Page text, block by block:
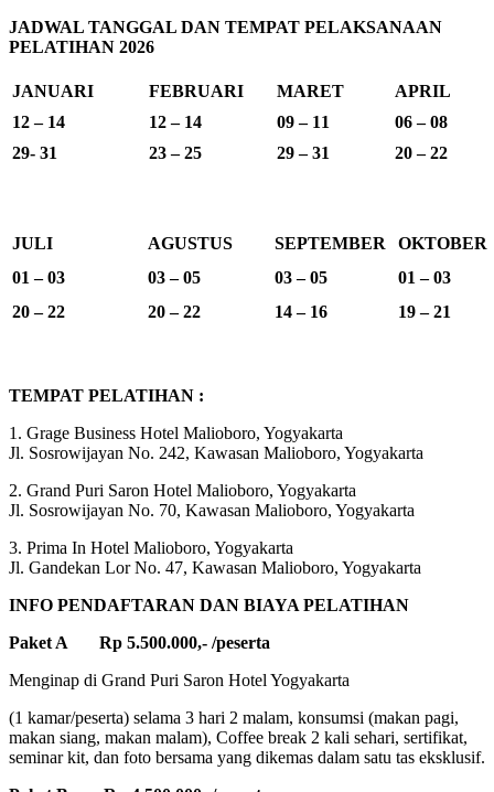
JADWAL TANGGAL DAN TEMPAT PELAKSANAAN
PELATIHAN 2026
JANUARI FEBRUARI MARET
APRIL
12 – 14
12 – 14 09 – 11
06 – 08
29- 31
23 – 25 29 – 31 20 – 22
JULI AGUSTUS SEPTEMBER
OKTOBER
01 – 03
03 – 05 03 – 05
01 – 03
20 – 22
20 – 22 14 – 16 19 – 21
TEMPAT PELATIHAN :
1. Grage Business Hotel Malioboro, Yogyakarta
Jl. Sosrowijayan No. 242, Kawasan Malioboro, Yogyakarta
2. Grand Puri Saron Hotel Malioboro, Yogyakarta
Jl. Sosrowijayan No. 70, Kawasan Malioboro, Yogyakarta
3. Prima In Hotel Malioboro, Yogyakarta
Jl. Gandekan Lor No. 47, Kawasan Malioboro, Yogyakarta
INFO PENDAFTARAN DAN BIAYA PELATIHAN
Paket A Rp 5.500.000,- /peserta
Menginap di Grand Puri Saron Hotel Yogyakarta
(1 kamar/peserta) selama 3 hari 2 malam, konsumsi (makan pagi,
makan siang, makan malam), Coffee break 2 kali sehari, sertifikat,
seminar kit, dan foto bersama yang dikemas dalam satu tas eksklusif.